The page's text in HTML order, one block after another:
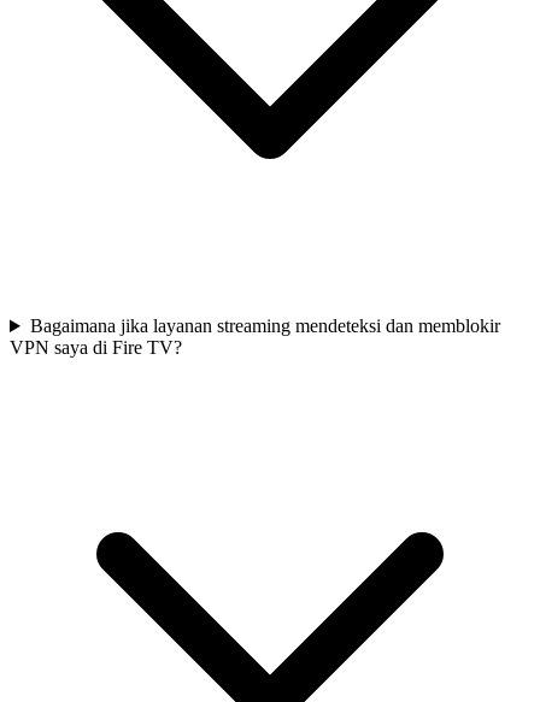
Bagaimana jika layanan streaming mendeteksi dan memblokir
VPN saya di Fire TV?